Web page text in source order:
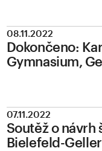
08.11.2022
Dokončeno:
Gymnasium,
07.11.2022
Soutěž o návrh
Bielefeld-